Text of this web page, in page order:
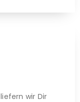
wir Dir